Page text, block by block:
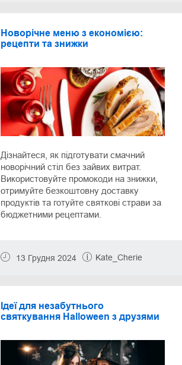
Новорічне меню з економією:
рецепти та знижки
Дізнайтеся, як підготувати смачний
новорічний стіл без зайвих витрат.
Використовуйте промокоди на знижки,
отримуйте безкоштовну доставку
продуктів та готуйте святкові страви за
бюджетними рецептами.
13 Грудня 2024 Kate_Cherie
Ідеї для незабутнього
святкування Halloween з друзями